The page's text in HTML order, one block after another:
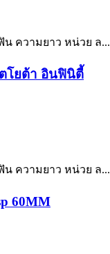
น ความยาว หน่วย ล...
โยต้า อินฟินิตี้
น ความยาว หน่วย ล...
60MM